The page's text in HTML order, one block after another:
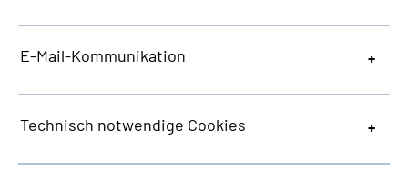
E-Mail-Kommunikation
Technisch notwendige Cookies